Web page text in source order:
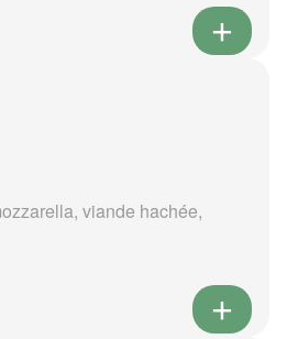
viande hachée,